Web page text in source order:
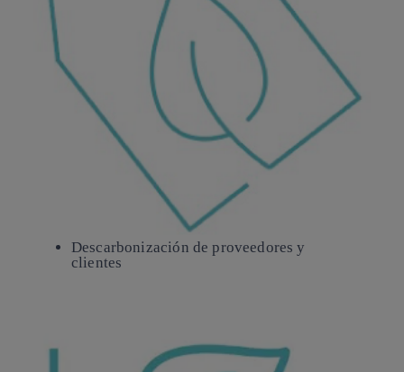
Descarbonización de proveedores y
clientes